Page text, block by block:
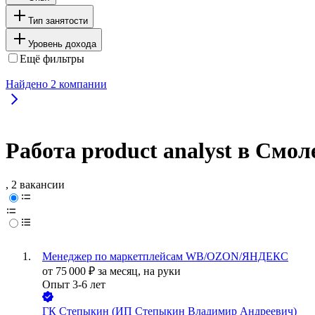
Тип занятости
Уровень дохода
Ещё фильтры
Найдено 2 компании
Работа product analyst в
, 2 вакансии
Менеджер по маркетплейсам WB/OZON/ЯНДЕКС
от 75 000 ₽ за месяц, на руки
Опыт 3-6 лет
ГК Степыкин (ИП Степыкин Владимир Андреевич)